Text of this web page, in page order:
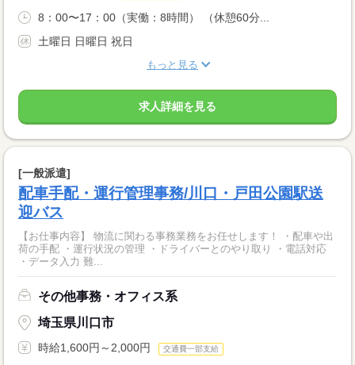
8：00〜17：00（実働：8時間） （休憩60分...
土曜日 日曜日 祝日
もっと見る
求人詳細を見る
[一般派遣]
配車手配・運行管理事務/川口・戸田公園駅送
迎バス
【お仕事内容】 物流に関わる事務業務をお任せします！ ・配車や出
荷の手配 ・運行状況の管理 ・ドライバーとのやり取り ・電話対応
・データ入力 難...
その他事務・オフィス系
埼玉県川口市
時給1,600円～2,000円 交通費一部支給